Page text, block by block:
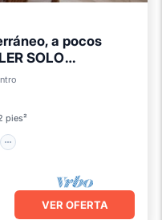
a pocos
SOLO
pies²
Piscina
VER OFERTA